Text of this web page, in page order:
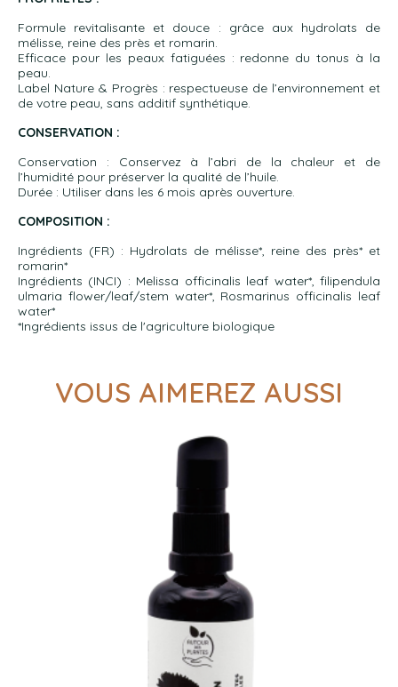
Formule revitalisante et douce : grâce aux hydrolats de
mélisse, reine des près et romarin.
Efficace pour les peaux fatiguées : redonne du tonus à la
peau.
Label Nature & Progrès : respectueuse de l’environnement et
de votre peau, sans additif synthétique.
CONSERVATION :
Conservation : Conservez à l’abri de la chaleur et de
l’humidité pour préserver la qualité de l’huile.
Durée : Utiliser dans les 6 mois après ouverture.
COMPOSITION :
Ingrédients (FR) : Hydrolats de mélisse*, reine des près* et
romarin*
Ingrédients (INCI) : Melissa officinalis leaf water*, filipendula
ulmaria flower/leaf/stem water*, Rosmarinus officinalis leaf
water*
*Ingrédients issus de l'agriculture biologique
VOUS AIMEREZ AUSSI